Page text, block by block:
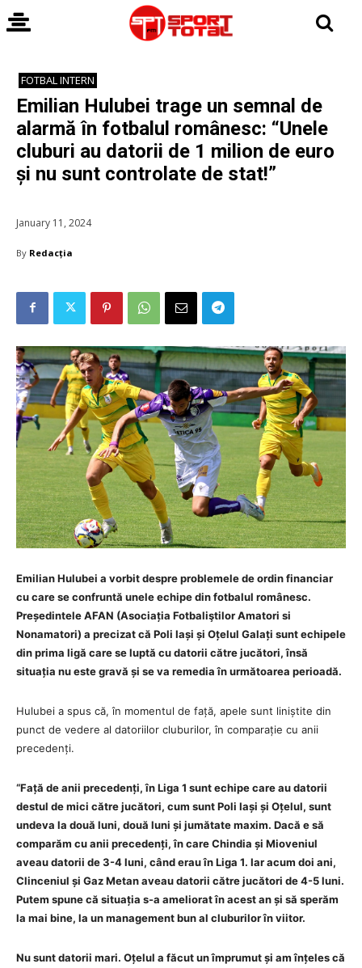
FOTBAL INTERN
Emilian Hulubei trage un semnal de
alarmă în fotbalul românesc: “Unele
cluburi au datorii de 1 milion de euro
și nu sunt controlate de stat!”
January 11, 2024
By Redacția
Emilian Hulubei a vorbit despre problemele de ordin financiar
cu care se confruntă unele echipe din fotbalul românesc.
Președintele AFAN (Asociația Fotbaliştilor Amatori si
Nonamatori) a precizat că Poli Iași și Oțelul Galați sunt echipele
din prima ligă care se luptă cu datorii către jucători, însă
situația nu este gravă și se va remedia în următoarea perioadă.
Hulubei a spus că, în momentul de față, apele sunt liniștite din
punct de vedere al datoriilor cluburilor, în comparație cu anii
precedenți.
“Față de anii precedenți, în Liga 1 sunt echipe care au datorii
destul de mici către jucători, cum sunt Poli Iași și Oțelul, sunt
undeva la două luni, două luni și jumătate maxim. Dacă e să
comparăm cu anii precedenți, în care Chindia și Mioveniul
aveau datorii de 3-4 luni, când erau în Liga 1. Iar acum doi ani,
Clinceniul și Gaz Metan aveau datorii către jucători de 4-5 luni.
Putem spune că situația s-a ameliorat în acest an și să sperăm
la mai bine, la un management bun al cluburilor în viitor.
Nu sunt datorii mari. Oțelul a făcut un împrumut și am înțeles că